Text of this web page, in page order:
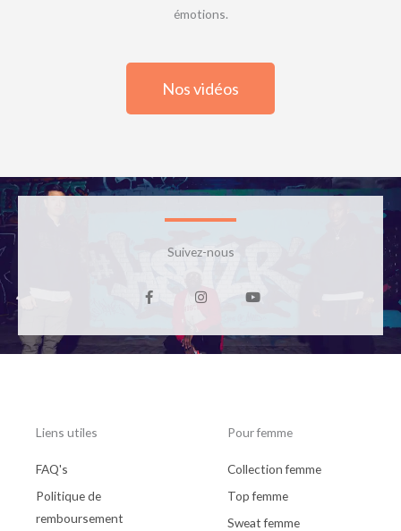
émotions.
Nos vidéos
Suivez-nous
a
c
b
n
a
g
o
u
b
Liens utiles
FAQ's
Politique de
remboursement
Pour femme
Collection femme
Top femme
Sweat femme